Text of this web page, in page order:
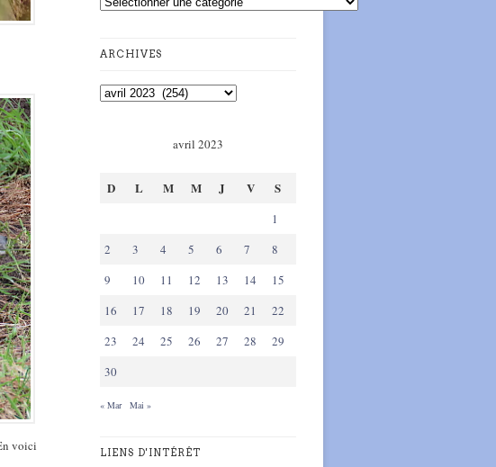
voici
ARCHIVES
avril 2023
D L M M J V S
1
2
3 4 5 6 7
8
9
10 11 12 13 14
15
16
17 18 19 20 21
22
23
24 25 26 27 28
29
30
« Mar Mai »
LIENS D'INTÉRÊT